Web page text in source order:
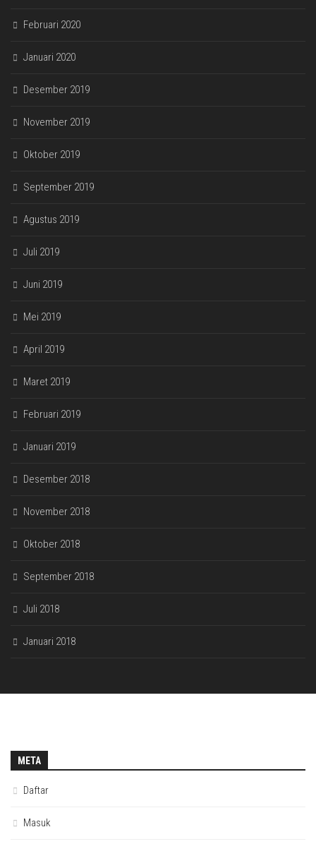
Februari 2020
Januari 2020
Desember 2019
November 2019
Oktober 2019
September 2019
Agustus 2019
Juli 2019
Juni 2019
Mei 2019
April 2019
Maret 2019
Februari 2019
Januari 2019
Desember 2018
November 2018
Oktober 2018
September 2018
Juli 2018
Januari 2018
META
Daftar
Masuk